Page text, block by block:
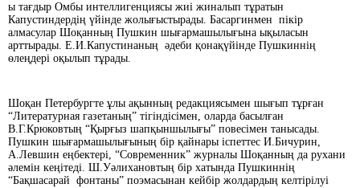
ы тағдыр Омбы интеллигенциясы жиі жиналып тұратын
Капустиндердің үйінде жолығыстырады. Басаргинмен пікір
алмасулар Шоқанның Пушкин шығармашылығына ықыласын
арттырады. Е.И.Капустинаның әдеби қонақүйінде Пушкиннің
өлеңдері оқылып тұрады.
Шоқан Петербургте ұлы ақынның редакциясымен шығып тұрған
“Литературная газе­таның” тігіндісімен, оларда басылған
В.Г.Крюковтың “Қырғыз шапқыншылығы” повесімен танысады.
Пушкин шығармашылығының бір қайнары іспеттес И.Бичурин,
А.Левшин еңбектері, “Современник” журналы Шоқанның да рухани
әлемін кеңітеді. Ш.Уәлихановтың бір хатында Пушкиннің
“Бақшасарай фонтаны” поэмасынан кейбір жолдардың келтірілуі